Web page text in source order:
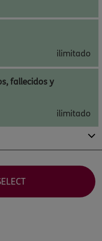
ilimitado
fallecidos y
ilimitado